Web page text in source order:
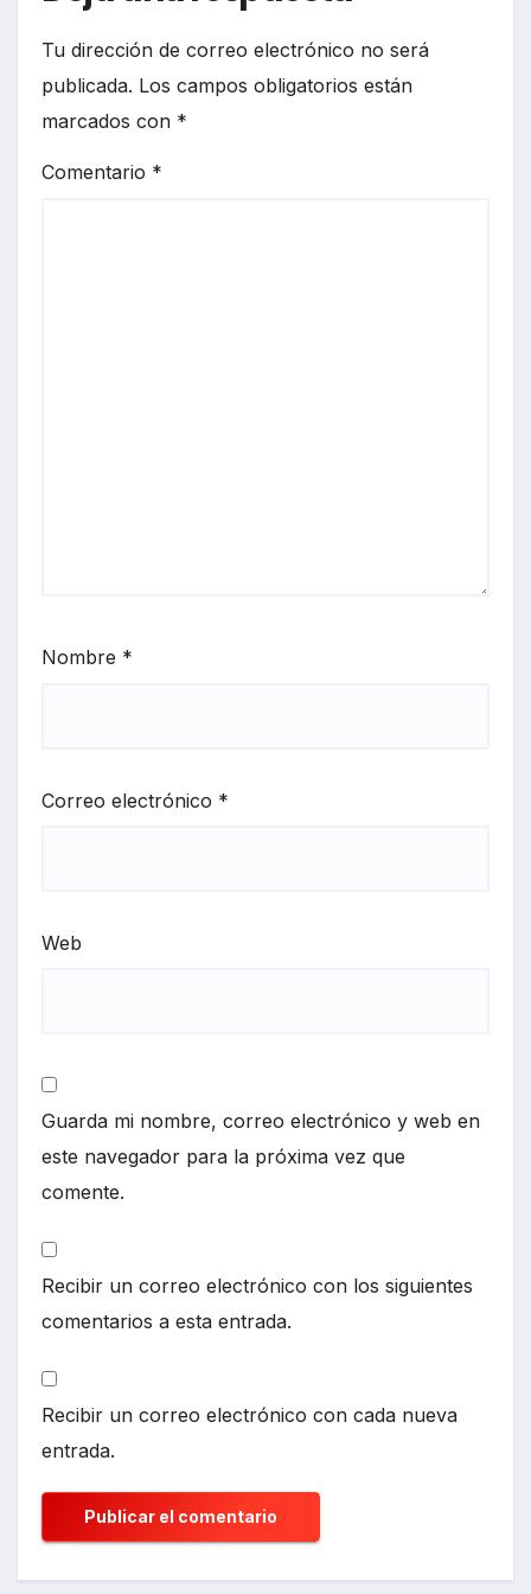
Tu dirección de correo electrónico no será
publicada. Los campos obligatorios están
marcados con *
Comentario *
Nombre *
Correo electrónico *
Web
Guarda mi nombre, correo electrónico y web en
este navegador para la próxima vez que
comente.
Recibir un correo electrónico con los siguientes
comentarios a esta entrada.
Recibir un correo electrónico con cada nueva
entrada.